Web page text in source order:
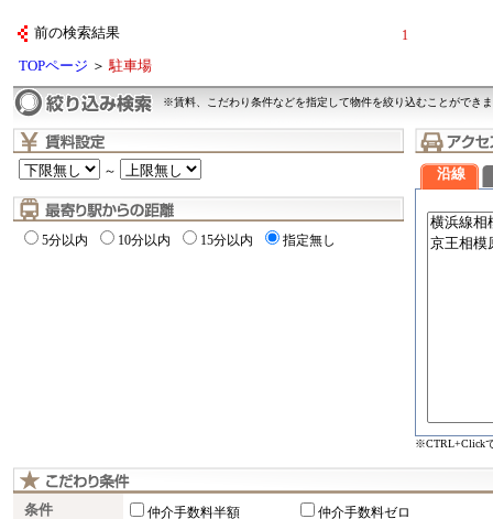
前の検索結果 1
TOPページ ＞駐車場
※賃料、こだわり条件などを指定して物件を絞り込むことができ
～
5分以内 10分以内 15分以内 指定無し
沿線
※CTRL+Click
条件 仲介手数料半額 仲介手数料ゼロ